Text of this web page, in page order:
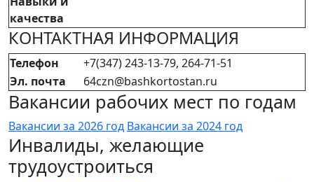
качества
КОНТАКТНАЯ ИНФОРМАЦИЯ
Телефон
+7(347) 243-13-79, 264-71-51
Эл. почта
64czn@bashkortostan.ru
Вакансии рабочих мест по годам
Вакансии за 2026 год Вакансии за 2024 год
Инвалиды, желающие
трудоустроиться